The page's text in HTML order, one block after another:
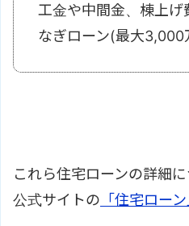
工金や中間金、棟上
なぎローン(最大3,000
これら住宅ローンの詳細
公式サイトの 「住宅ローン